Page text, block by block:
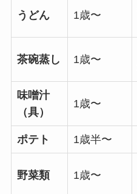
うどん 1歳〜
茶碗蒸し 1歳〜
味噌汁
（具）
1歳〜
ポテト 1歳半〜
野菜類 1歳〜